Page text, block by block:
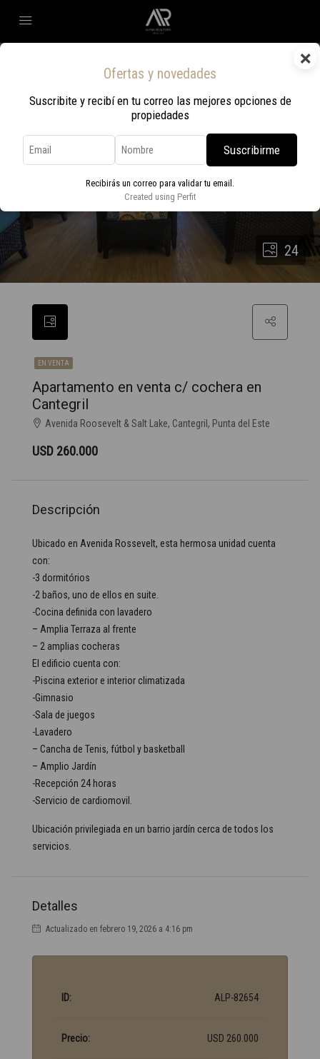
×
Ofertas y novedades
Suscribite y recibí en tu correo las mejores opciones de
propiedades
Suscribirme
Recibirás un correo para validar tu email.
Created using Perfit
24
EN VENTA
Apartamento en venta c/ cochera en
Cantegril
Avenida Roosevelt & Salt Lake, Cantegril, Punta del Este
USD 260.000
Descripción
Ubicado en Avenida Rossevelt, esta hermosa unidad cuenta
con:
-3 dormitórios
-2 baños, uno de ellos en suite.
-Cocina definida con lavadero
– Amplia Terraza al frente
– 2 amplias cocheras
El edificio cuenta con:
-Piscina exterior e interior climatizada
-Gimnasio
-Sala de juegos
-Lavadero
– Cancha de Tenis, fútbol y basketball
– Amplio Jardín
-Recepción 24 horas
-Servicio de cardiomovil.
Ubicación privilegiada en un barrio jardín cerca de todos los
servicios.
Detalles
Actualizado en febrero 19, 2026 a 4:16 pm
ID: ALP-82654
Precio: USD 260.000